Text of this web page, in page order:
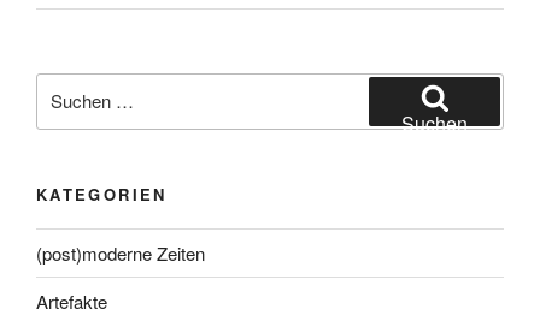
nach:
Suchen
KATEGORIEN
(post)moderne Zeiten
Artefakte